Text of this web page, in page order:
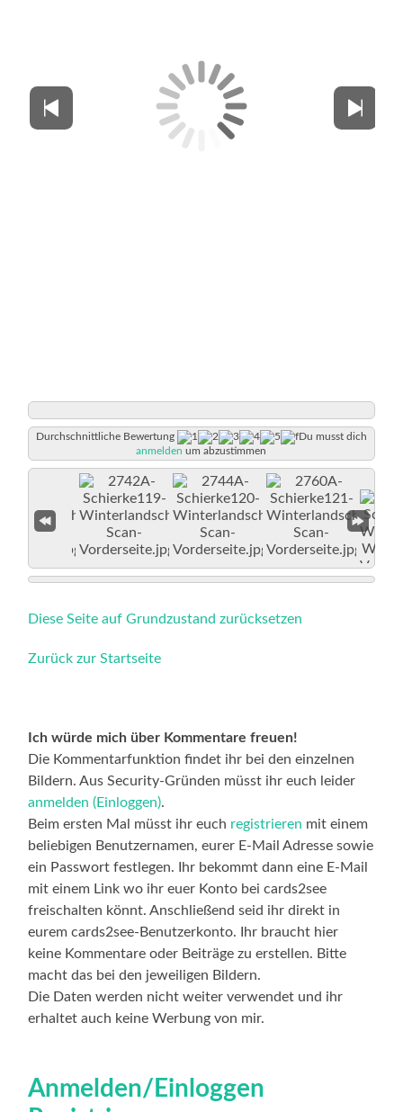
Durchschnittliche Bewertung
Du musst dich
anmelden um abzustimmen
Diese Seite auf Grundzustand zurücksetzen
Zurück zur Startseite
Ich würde mich über Kommentare freuen!
Die Kommentarfunktion findet ihr bei den einzelnen
Bildern. Aus Security-Gründen müsst ihr euch leider
anmelden (Einloggen).
Beim ersten Mal müsst ihr euch registrieren mit einem
beliebigen Benutzernamen, eurer E-Mail Adresse sowie
ein Passwort festlegen. Ihr bekommt dann eine E-Mail
mit einem Link wo ihr euer Konto bei cards2see
freischalten könnt. Anschließend seid ihr direkt in
eurem cards2see-Benutzerkonto. Ihr braucht hier
keine Kommentare oder Beiträge zu erstellen. Bitte
macht das bei den jeweiligen Bildern.
Die Daten werden nicht weiter verwendet und ihr
erhaltet auch keine Werbung von mir.
Anmelden/Einloggen